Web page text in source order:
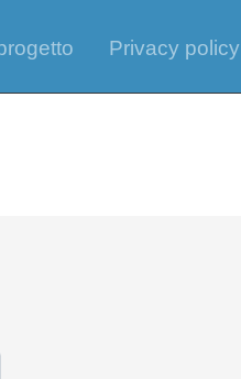
Privacy policy